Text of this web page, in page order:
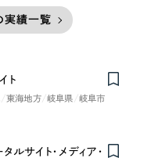
実績一覧
ト
東海地方 岐阜県 岐阜市
ルサイト・メディア・